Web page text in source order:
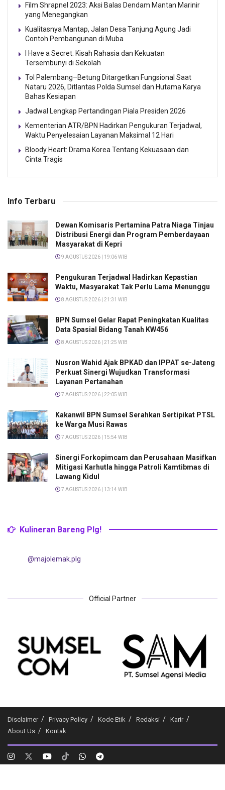
Film Shrapnel 2023: Aksi Balas Dendam Mantan Marinir
yang Menegangkan
Kualitasnya Mantap, Jalan Desa Tanjung Agung Jadi
Contoh Pembangunan di Muba
I Have a Secret: Kisah Rahasia dan Kekuatan
Tersembunyi di Sekolah
Tol Palembang–Betung Ditargetkan Fungsional Saat
Nataru 2026, Ditlantas Polda Sumsel dan Hutama Karya
Bahas Kesiapan
Jadwal Lengkap Pertandingan Piala Presiden 2026
Kementerian ATR/BPN Hadirkan Pengukuran Terjadwal,
Waktu Penyelesaian Layanan Maksimal 12 Hari
Bloody Heart: Drama Korea Tentang Kekuasaan dan
Cinta Tragis
Info Terbaru
Dewan Komisaris Pertamina Patra Niaga Tinjau
Distribusi Energi dan Program Pemberdayaan
Masyarakat di Kepri
9 AGUSTUS 2026 | 19:06 WIB
Pengukuran Terjadwal Hadirkan Kepastian
Waktu, Masyarakat Tak Perlu Lama Menunggu
8 AGUSTUS 2026 | 21:31 WIB
BPN Sumsel Gelar Rapat Peningkatan Kualitas
Data Spasial Bidang Tanah KW456
8 AGUSTUS 2026 | 21:25 WIB
Nusron Wahid Ajak BPKAD dan IPPAT se-Jateng
Perkuat Sinergi Wujudkan Transformasi
Layanan Pertanahan
7 AGUSTUS 2026 | 22:05 WIB
Kakanwil BPN Sumsel Serahkan Sertipikat PTSL
ke Warga Musi Rawas
7 AGUSTUS 2026 | 15:54 WIB
Sinergi Forkopimcam dan Perusahaan Masifkan
Mitigasi Karhutla hingga Patroli Kamtibmas di
Lawang Kidul
7 AGUSTUS 2026 | 13:14 WIB
Kulineran Bareng Plg!
@majolemak.plg
Official Partner
Disclaimer Privacy Policy Kode Etik Redaksi
Karir
About Us
Kontak